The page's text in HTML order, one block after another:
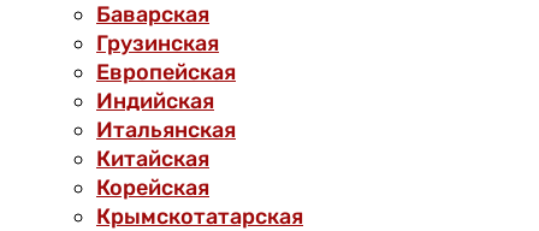
Баварская
Грузинская
Европейская
Индийская
Итальянская
Китайская
Корейская
Крымскотатарская